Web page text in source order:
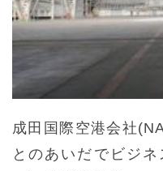
成田国際空港会社
とのあいだでビジ